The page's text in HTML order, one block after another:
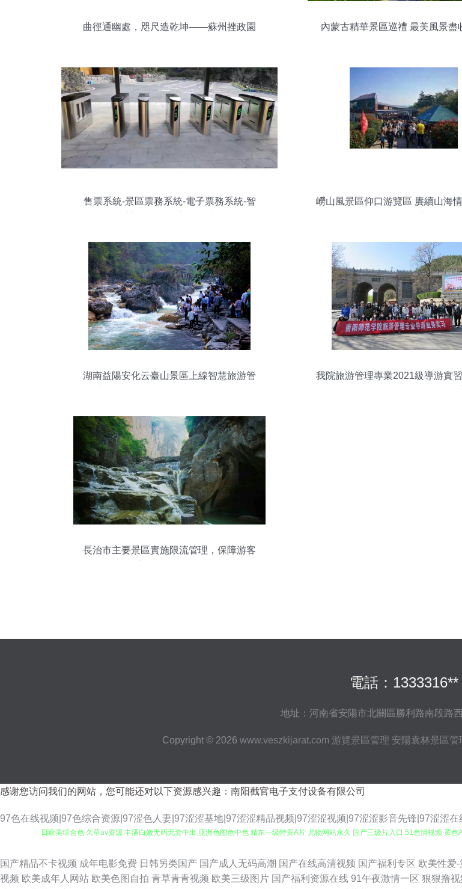
曲徑通幽處，咫尺造乾坤——蘇州挫政園
內蒙古精華景區巡禮 最美風景盡
售票系統-景區票務系統-電子票務系統-智
旅游景區智能化設備
嶗山風景區仰口游覽區 賡續山海
湖南益陽安化云臺山景區上線智慧旅游管
我院旅游管理專業2021級導游實
長治市主要景區實施限流管理，保障游客
電話：1333316**
地址：河南省安陽市北關區勝利路南段路
Copyright © 2026 www.veszkijarat.com 游覽景區管理 安陽袁林景區管
感谢您访问我们的网站，您可能还对以下资源感兴趣：南阳截官电子支付设备有限公司
97色在线视频|97色综合资源|97涩色人妻|97涩涩基地|97涩涩精品视频|97涩涩视频|97涩涩影音先锋|97涩涩
日欧美综合色 久草av资源 丰满白嫩无码无套中出 亚洲色图色中色 精东一级特黄A片 尤物网站永久 国产三级片入口 51色情视频 黄
频导航 先锋蜜臀蜜桃资源 亚洲天堂成人天美 欧美成人福利 97超碰免费公开 青娱乐好屌色 中日黄色网址在线观看 不卡的av网站
国产精品不卡视频 成年电影免费 日韩另类国产 国产成人无码高潮 国产在线高清视频 国产福利专区 欧美性爱-
视频 欧美成年人网站 欧美色图自拍 青草青青视频 欧美三级图片 国产福利资源在线 91午夜激情一区 狠狠撸